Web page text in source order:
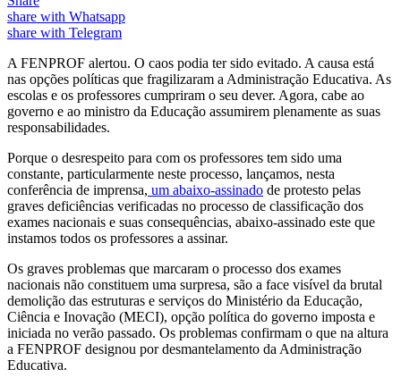
share with Whatsapp
share with Telegram
A FENPROF alertou. O caos podia ter sido evitado. A causa está
nas opções políticas que fragilizaram a Administração Educativa. As
escolas e os professores cumpriram o seu dever. Agora, cabe ao
governo e ao ministro da Educação assumirem plenamente as suas
responsabilidades.
Porque o desrespeito para com os professores tem sido uma
constante, particularmente neste processo, lançamos, nesta
conferência de imprensa, um abaixo-assinado de protesto pelas
graves deficiências verificadas no processo de classificação dos
exames nacionais e suas consequências, abaixo-assinado este que
instamos todos os professores a assinar.
Os graves problemas que marcaram o processo dos exames
nacionais não constituem uma surpresa, são a face visível da brutal
demolição das estruturas e serviços do Ministério da Educação,
Ciência e Inovação (MECI), opção política do governo imposta e
iniciada no verão passado. Os problemas confirmam o que na altura
a FENPROF designou por desmantelamento da Administração
Educativa.